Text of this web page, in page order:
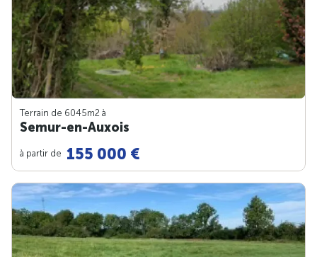
Terrain de 6045m2 à
Semur-en-Auxois
à partir de 155 000 €